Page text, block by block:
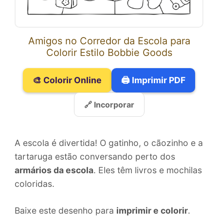
Amigos no Corredor da Escola para
Colorir Estilo Bobbie Goods
🎨 Colorir Online 🖨️ Imprimir PDF
🔗 Incorporar
A escola é divertida! O gatinho, o cãozinho e a
tartaruga estão conversando perto dos
armários da escola. Eles têm livros e mochilas
coloridas.
Baixe este desenho para imprimir e colorir.